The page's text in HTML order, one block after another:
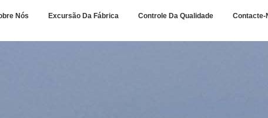
Nós Excursão Da Fábrica Controle Da Qualidade Contacte-